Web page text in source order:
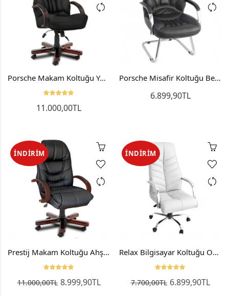
Porsche Makam Koltuğu Yönetici Koltuğu Ofis Koltuğu Ahşap
11.000,00TL
Porsche Misafir Koltuğu Bekleme Koltuğu Ofis Sandalyesi
6.899,90TL
İNDIRIM
Prestij Makam Koltuğu Ahşap Patron Koltuğu
11.000,00TL 8.999,90TL
İNDIRIM
Relax Bilgisayar Koltuğu Ofis Koltuk Makam Koltuğu
7.700,00TL 6.899,90TL